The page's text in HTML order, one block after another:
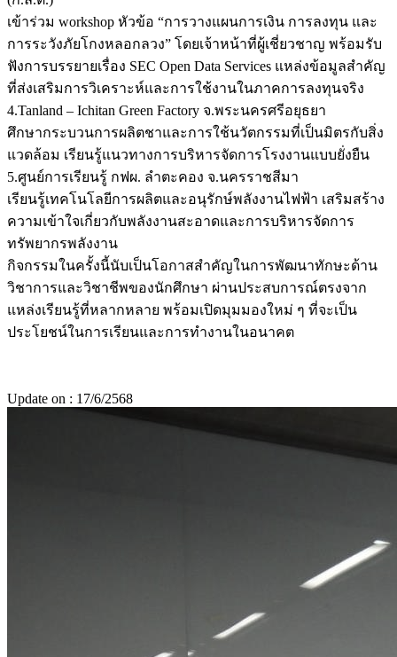
เข้าร่วม workshop หัวข้อ “การวางแผนการเงิน การลงทุน และ
การระวังภัยโกงหลอกลวง” โดยเจ้าหน้าที่ผู้เชี่ยวชาญ พร้อมรับ
ฟังการบรรยายเรื่อง SEC Open Data Services แหล่งข้อมูลสำคัญ
ที่ส่งเสริมการวิเคราะห์และการใช้งานในภาคการลงทุนจริง
4.Tanland – Ichitan Green Factory จ.พระนครศรีอยุธยา
ศึกษากระบวนการผลิตชาและการใช้นวัตกรรมที่เป็นมิตรกับสิ่ง
แวดล้อม เรียนรู้แนวทางการบริหารจัดการโรงงานแบบยั่งยืน
5.ศูนย์การเรียนรู้ กฟผ. ลำตะคอง จ.นครราชสีมา
เรียนรู้เทคโนโลยีการผลิตและอนุรักษ์พลังงานไฟฟ้า เสริมสร้าง
ความเข้าใจเกี่ยวกับพลังงานสะอาดและการบริหารจัดการ
ทรัพยากรพลังงาน
กิจกรรมในครั้งนี้นับเป็นโอกาสสำคัญในการพัฒนาทักษะด้าน
วิชาการและวิชาชีพของนักศึกษา ผ่านประสบการณ์ตรงจาก
แหล่งเรียนรู้ที่หลากหลาย พร้อมเปิดมุมมองใหม่ ๆ ที่จะเป็น
ประโยชน์ในการเรียนและการทำงานในอนาคต
Update on : 17/6/2568